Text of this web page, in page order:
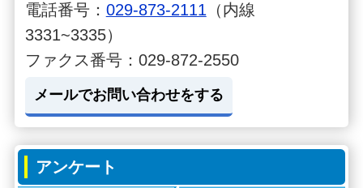
電話番号： 029-873-2111 （内線
3331~3335）
ファクス番号：029-872-2550
メールでお問い合わせをする
アンケート